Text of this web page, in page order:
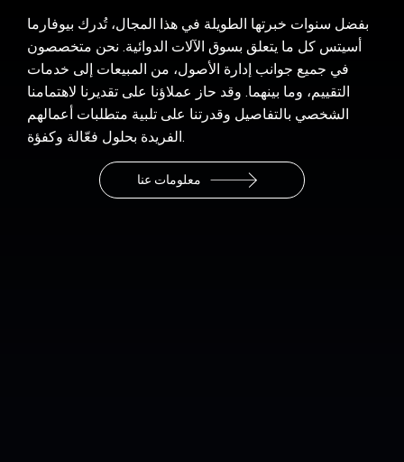
بفضل سنوات خبرتها الطويلة في هذا المجال، تُدرك بيوفارما
أسيتس كل ما يتعلق بسوق الآلات الدوائية. نحن متخصصون
في جميع جوانب إدارة الأصول، من المبيعات إلى خدمات
التقييم، وما بينهما. وقد حاز عملاؤنا على تقديرنا لاهتمامنا
الشخصي بالتفاصيل وقدرتنا على تلبية متطلبات أعمالهم
الفريدة بحلول فعّالة وكفؤة.
معلومات عنا